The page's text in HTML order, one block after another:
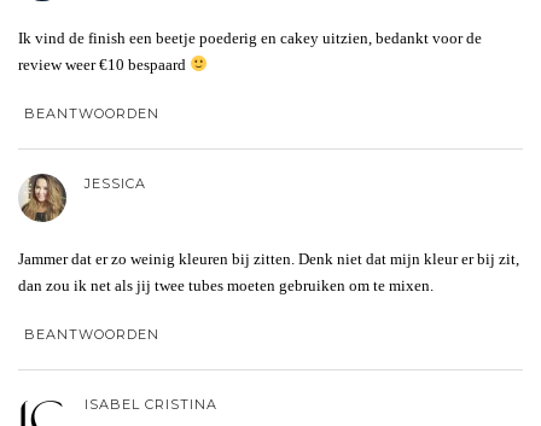
Ik vind de finish een beetje poederig en cakey uitzien, bedankt voor de
review weer €10 bespaard
BEANTWOORDEN
JESSICA
Jammer dat er zo weinig kleuren bij zitten. Denk niet dat mijn kleur er bij zit,
dan zou ik net als jij twee tubes moeten gebruiken om te mixen.
BEANTWOORDEN
ISABEL CRISTINA